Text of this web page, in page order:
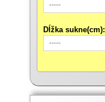
-----
Dĺžka sukne(cm):
-----